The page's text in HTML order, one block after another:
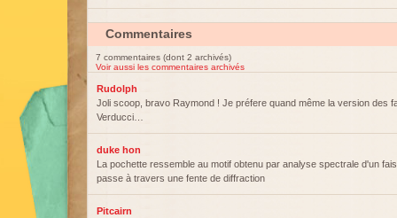
Commentaires
7 commentaires (dont 2 archivés)
Voir aussi les commentaires archivés
Rudolph
Joli scoop, bravo Raymond ! Je préfere quand même la version des
Verducci…
duke hon
La pochette ressemble au motif obtenu par analyse spectrale d'un
passe à travers une fente de diffraction
Pitcairn